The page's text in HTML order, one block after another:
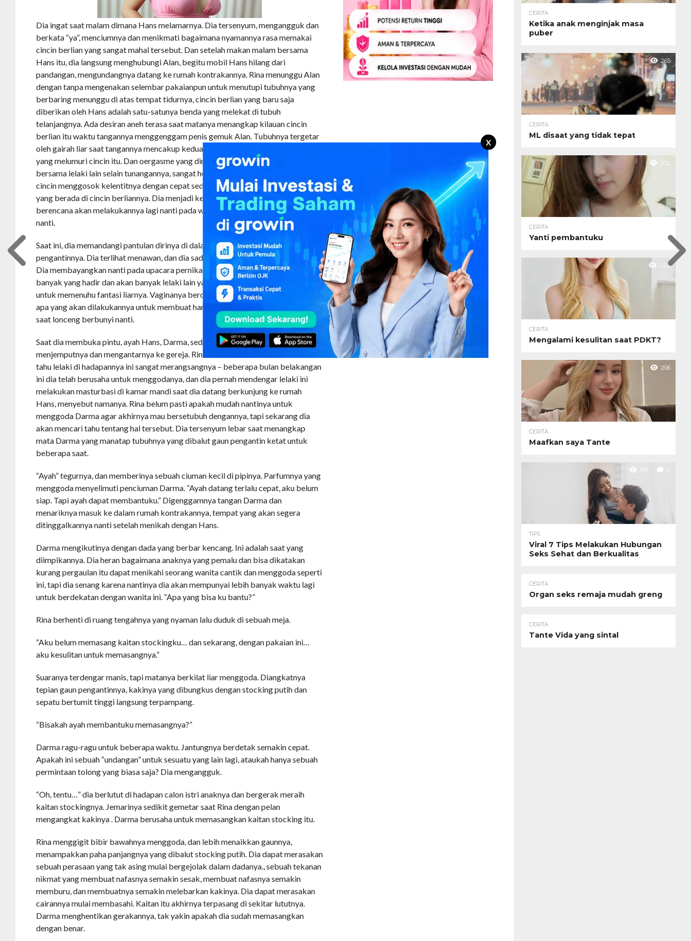
X
Dia ingat saat malam dimana Hans melamarnya. Dia tersenyum, mengangguk dan
berkata “ya”, menciumnya dan menikmati bagaimana nyamannya rasa memakai
cincin berlian yang sangat mahal tersebut. Dan setelah makan malam bersama
Hans itu, dia langsung menghubungi Alan, begitu mobil Hans hilang dari
pandangan, mengundangnya datang ke rumah kontrakannya. Rina menunggu Alan
dengan tanpa mengenakan selembar pakaianpun untuk menutupi tubuhnya yang
berbaring menunggu di atas tempat tidurnya, cincin berlian yang baru saja
diberikan oleh Hans adalah satu-satunya benda yang melekat di tubuh
telanjangnya. Ada desiran aneh terasa saat matanya menangkap kilauan cincin
berlian itu waktu tangannya menggenggam penis gemuk Alan. Tubuhnya tergetar
oleh gairah liar saat tangannya mencakup kedua payudaranya dengan sperma Alan
yang melumuri cincin itu. Dan oergasme yang diraihnya malam itu, yang tentu saja
bersama lelaki lain selain tunangannya, sangat hebat – tangan yang tak dilingkari
cincin menggosok kelentitnya dengan cepat sedangkan dia menjilati sperma Alan
yang berada di cincin berliannya. Dia menjadi ketagihan dengan hal ini dan
berencana akan melakukannya lagi nanti pada waktu upacara perkawinannya
nanti.
Saat ini, dia memandangi pantulan dirinya di dalam cermin mengenakan gaun
pengantinnya. Dia terlihat menawan, dan dia sadar akan hal itu. Rina tersenyum.
Dia membayangkan nanti pada upacara pernikahannya, teman-teman Hans akan
banyak yang hadir dan akan banyak lelaki lain yang akan dipilihnya salah satunya
untuk memenuhu fantasi liarnya. Vaginanya berdenyut, dan dia membayangkan
apa yang akan dilakukannya untuk membuat hari ini lebih komplit dan sempurna,
saat lonceng berbunyi nanti.
Saat dia membuka pintu, ayah Hans, Darma, sedang berdiri di sana, bersiap untuk
menjemputnya dan mengantarnya ke gereja. Rina menarik nafas dalam-dalam. Dia
tahu lelaki di hadapannya ini sangat merangsangnya – beberapa bulan belakangan
ini dia telah berusaha untuk menggodanya, dan dia pernah mendengar lelaki ini
melakukan masturbasi di kamar mandi saat dia datang berkunjung ke rumah
Hans, menyebut namanya. Rina belum pasti apakah mudah nantinya untuk
menggoda Darma agar akhirnya mau bersetubuh dengannya, tapi sekarang dia
akan mencari tahu tentang hal tersebut. Dia tersenyum lebar saat menangkap
mata Darma yang manatap tubuhnya yang dibalut gaun pengantin ketat untuk
beberapa saat.
“Ayah” tegurnya, dan memberinya sebuah ciuman kecil di pipinya. Parfumnya yang
menggoda menyelimuti penciuman Darma. “Ayah datang terlalu cepat, aku belum
siap. Tapi ayah dapat membantuku.” Digenggamnya tangan Darma dan
menariknya masuk ke dalam rumah kontrakannya, tempat yang akan segera
ditinggalkannya nanti setelah menikah dengan Hans.
Darma mengikutinya dengan dada yang berbar kencang. Ini adalah saat yang
diimpikannya. Dia heran bagaimana anaknya yang pemalu dan bisa dikatakan
kurang pergaulan itu dapat menikahi seorang wanita cantik dan menggoda seperti
ini, tapi dia senang karena nantinya dia akan mempunyai lebih banyak waktu lagi
untuk berdekatan dengan wanita ini. “Apa yang bisa ku bantu?”
Rina berhenti di ruang tengahnya yang nyaman lalu duduk di sebuah meja.
“Aku belum memasang kaitan stockingku… dan sekarang, dengan pakaian ini…
aku kesulitan untuk memasangnya.”
Suaranya terdengar manis, tapi matanya berkilat liar menggoda. Diangkatnya
tepian gaun pengantinnya, kakinya yang dibungkus dengan stocking putih dan
sepatu bertumit tinggi langsung terpampang.
“Bisakah ayah membantuku memasangnya?”
Darma ragu-ragu untuk beberapa waktu. Jantungnya berdetak semakin cepat.
Apakah ini sebuah “undangan” untuk sesuatu yang lain lagi, ataukah hanya sebuah
permintaan tolong yang biasa saja? Dia mengangguk.
“Oh, tentu…” dia berlutut di hadapan calon istri anaknya dan bergerak meraih
kaitan stockingnya. Jemarinya sedikit gemetar saat Rina dengan pelan
mengangkat kakinya . Darma berusaha untuk memasangkan kaitan stocking itu.
Rina menggigit bibir bawahnya menggoda, dan lebih menaikkan gaunnya,
menampakkan paha panjangnya yang dibalut stocking putih. Dia dapat merasakan
sebuah perasaan yang tak asing mulai bergejolak dalam dadanya., sebuah tekanan
nikmat yang membuat nafasnya semakin sesak, membuat nafasnya semakin
memburu, dan membuatnya semakin melebarkan kakinya. Dia dapat merasakan
cairannya mulai membasahi. Kaitan itu akhirnya terpasang di sekitar lututnya.
Darma menghentikan gerakannya, tak yakin apakah dia sudah memasangkan
dengan benar.
CERITA
Ketika anak menginjak masa
puber
265
CERITA
ML disaat yang tidak tepat
232
CERITA
Yanti pembantuku
224
CERITA
Mengalami kesulitan saat PDKT?
206
CERITA
Maafkan saya Tante
193 2
TIPS
Viral 7 Tips Melakukan Hubungan
Seks Sehat dan Berkualitas
CERITA
Organ seks remaja mudah greng
CERITA
Tante Vida yang sintal